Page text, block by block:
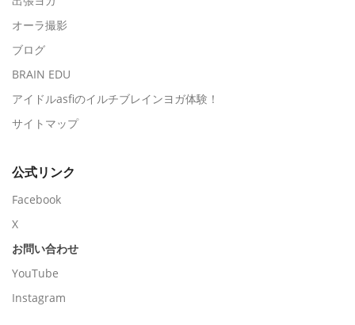
オーラ撮影
ブログ
BRAIN EDU
アイドルasfiのイルチブレインヨガ体験！
サイトマップ
公式リンク
Facebook
X
お問い合わせ
YouTube
Instagram